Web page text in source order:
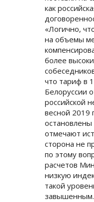
как
«Логично,
на объемы
более
что тариф в
Белоруссии
российской
весной 2019
отмечают
сторона не
по этому
расчетов
низкую
такой
завышенным.